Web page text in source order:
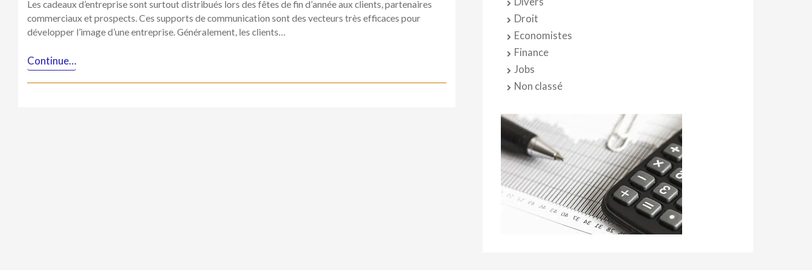
Les cadeaux d’entreprise sont surtout distribués lors des fêtes de fin d’année aux clients, partenaires
commerciaux et prospects. Ces supports de communication sont des vecteurs très efficaces pour
développer l’image d’une entreprise. Généralement, les clients…
Continue…
Droit
Economistes
Finance
Jobs
Non classé